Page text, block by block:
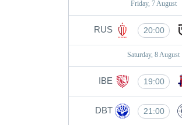
Friday, 7 August
RUS 20:00
Saturday, 8 August
IBE 19:00
DBT 21:00